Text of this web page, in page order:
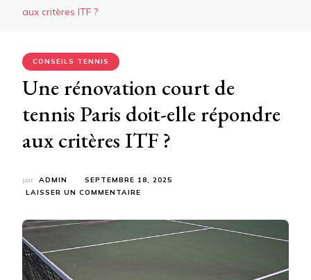
aux critères ITF ?
CONSEILS TENNIS
Une rénovation court de
tennis Paris doit-elle répondre
aux critères ITF ?
par ADMIN
SEPTEMBRE 18, 2025
LAISSER UN COMMENTAIRE
DE